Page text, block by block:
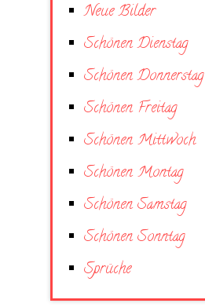
Neue Bilder
Schönen Dienstag
Schönen Donnerstag
Schönen Freitag
Schönen Mittwoch
Schönen Montag
Schönen Samstag
Schönen Sonntag
Sprüche